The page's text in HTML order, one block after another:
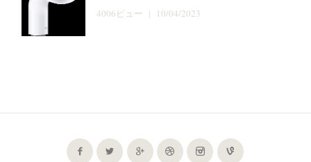
4006ビュー | 10/04/2023